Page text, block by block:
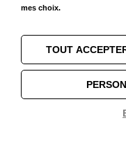
mes choix.
TOUT